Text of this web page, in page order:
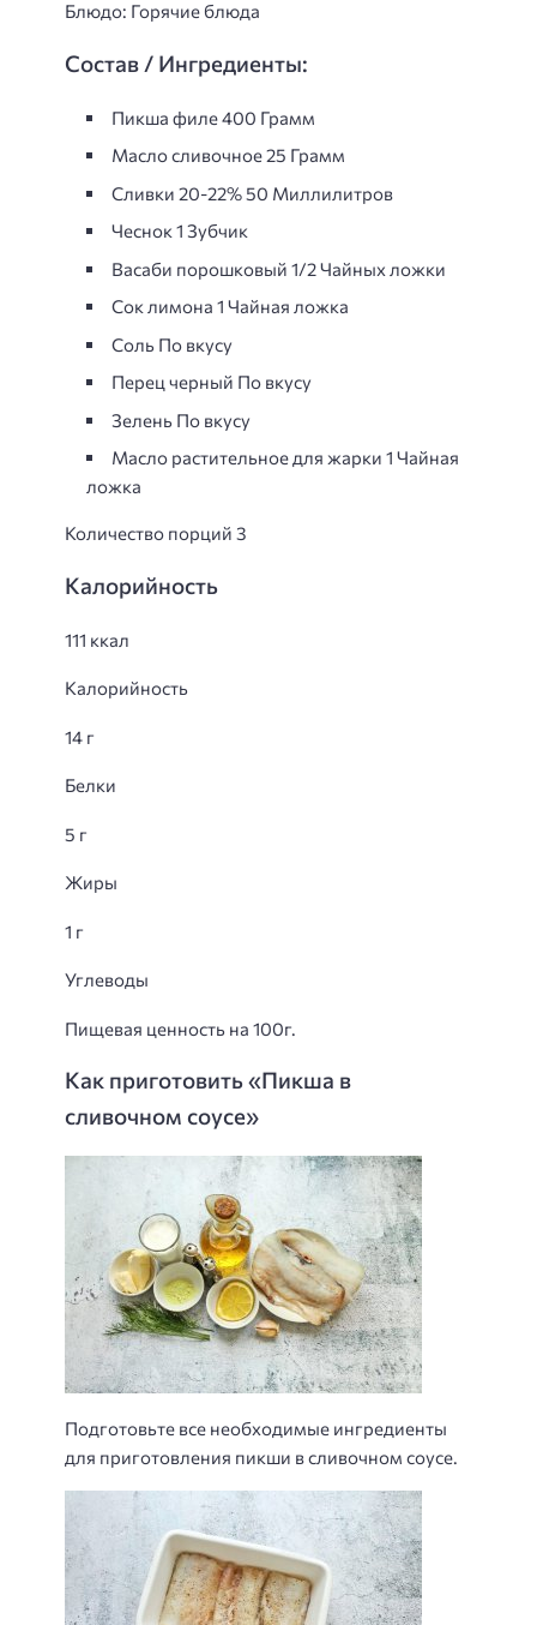
Блюдо: Горячие блюда
Состав / Ингредиенты:
Пикша филе 400 Грамм
Масло сливочнoe 25 Грамм
Сливки 20-22% 50 Миллилитров
Чеснок 1 Зубчик
Васаби порошковый 1/2 Чайных ложки
Сок лимона 1 Чайная ложка
Соль По вкусу
Перец черный По вкусу
Зелень По вкусу
Масло растительное для жарки 1 Чайная
ложка
Количество порций 3
Калорийность
111 ккал
Калорийность
14 г
Белки
5 г
Жиры
1 г
Углеводы
Пищевая ценность на 100г.
Как приготовить «Пикша в
сливочном соусе»
Подготовьте все необходимые ингредиенты
для приготовления пикши в сливочном соусе.